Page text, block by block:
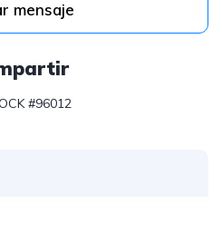
mensaje
#96012